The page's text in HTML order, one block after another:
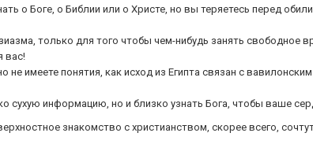
о Боге, о Библии или о Христе, но вы теряетесь перед
только для того чтобы чем-нибудь занять свободное
вас!
не имеете понятия, как исход из Египта связан с
сухую информацию, но и близко узнать Бога, чтобы ваше
знакомство с христианством, скорее всего,